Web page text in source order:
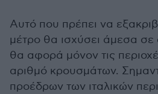
Αυτό που πρέπει να
μέτρο θα ισχύσει άμεσα
θα αφορά μόνον τις
αριθμό κρουσμάτων.
προέδρων των ιταλικών